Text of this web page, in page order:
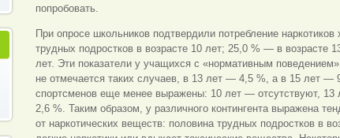
попробовать.
При опросе школьников подтвердили потребление
трудных подростков в возрасте 10 лет; 25,0 % — в возрасте
лет. Эти показатели у учащихся с «нормативным
не отмечается таких случаев, в 13 лет — 4,5 %, а в 15 лет —
спортсменов еще менее выражены: 10 лет — отсутствуют,
2,6 %. Таким образом, у различного контингента выражена
от наркотических веществ: половина трудных подростков в